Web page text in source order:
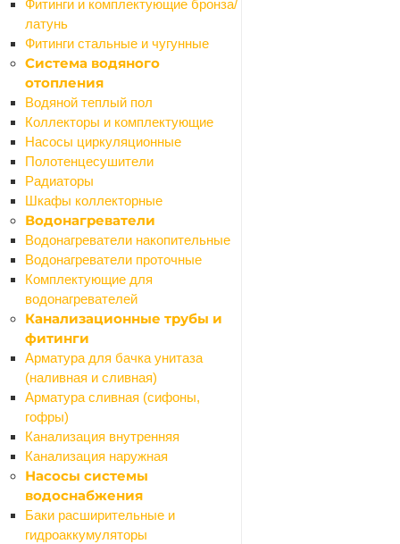
Фитинги и комплектующие бронза/
латунь
Фитинги стальные и чугунные
Система водяного
отопления
Водяной теплый пол
Коллекторы и комплектующие
Насосы циркуляционные
Полотенцесушители
Радиаторы
Шкафы коллекторные
Водонагреватели
Водонагреватели накопительные
Водонагреватели проточные
Комплектующие для
водонагревателей
Канализационные трубы и
фитинги
Арматура для бачка унитаза
(наливная и сливная)
Арматура сливная (сифоны,
гофры)
Канализация внутренняя
Канализация наружная
Насосы системы
водоснабжения
Баки расширительные и
гидроаккумуляторы
Профили для плитки
Столярные изделия
Назад
Столярные изделия
Брус, доска
Двери и комплектующие
Полки мебельные
Щиты мебельные
Строительные блоки
Сухие смеси
Назад
Сухие смеси
Добавки
Гипс
Известь
Крошка гранитная
Мел
Песок
Цемент
Грунтовки
Затирки для плитки
Кладочная смесь
Наливной пол, стяжка
Плиточный клей
Шпаклевки сухие
Штукатурки сухие
Теплоизоляция и шумоизоляция